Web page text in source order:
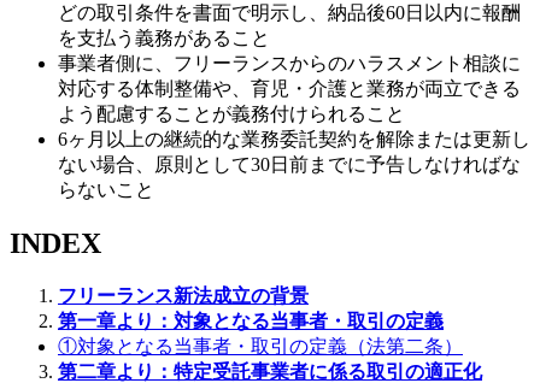
どの取引条件を書面で明示し、納品後60日以内に報酬
を支払う義務があること
事業者側に、フリーランスからのハラスメント相談に
対応する体制整備や、育児・介護と業務が両立できる
よう配慮することが義務付けられること
6ヶ月以上の継続的な業務委託契約を解除または更新し
ない場合、原則として30日前までに予告しなければな
らないこと
INDEX
フリーランス新法成立の背景
第一章より：対象となる当事者・取引の定義
①対象となる当事者・取引の定義（法第二条）
第二章より：特定受託事業者に係る取引の適正化